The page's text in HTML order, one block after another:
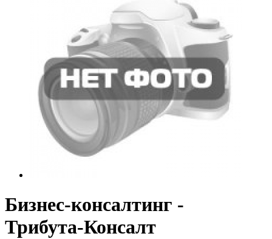
Бизнес-консалтинг -
Трибута-Консалт